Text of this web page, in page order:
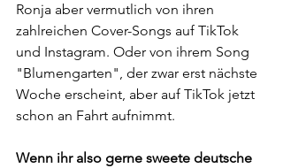
Ronja aber vermutlich von ihren
zahlreichen Cover-Songs auf TikTok
und Instagram. Oder von ihrem Song
"Blumengarten", der zwar erst nächste
Woche erscheint, aber auf TikTok jetzt
schon an Fahrt aufnimmt.
Wenn ihr also gerne sweete deutsche